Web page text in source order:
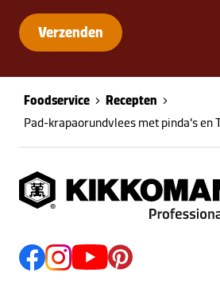
Verzenden
Foodservice
Recepten
Pad-krapaorundvlees met pinda's en